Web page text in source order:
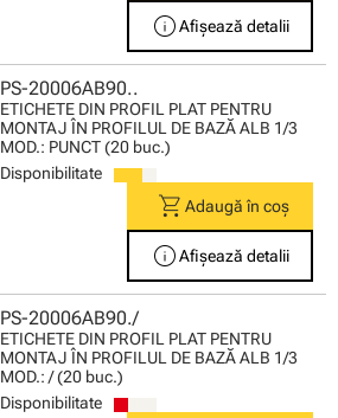
infoAfișează detalii
PS-20006AB90..
ETICHETE DIN PROFIL PLAT PENTRU
MONTAJ ÎN PROFILUL DE BAZĂ ALB 1/3
MOD.: PUNCT (20 buc.)
Disponibilitate
shopping_cartAdaugă în coș
infoAfișează detalii
PS-20006AB90./
ETICHETE DIN PROFIL PLAT PENTRU
MONTAJ ÎN PROFILUL DE BAZĂ ALB 1/3
MOD.: / (20 buc.)
Disponibilitate